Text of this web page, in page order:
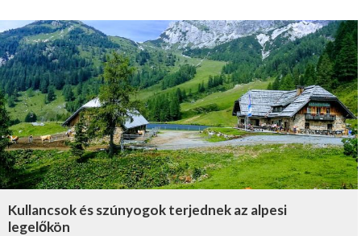
Kullancsok és szúnyogok terjednek az alpesi
legelőkön